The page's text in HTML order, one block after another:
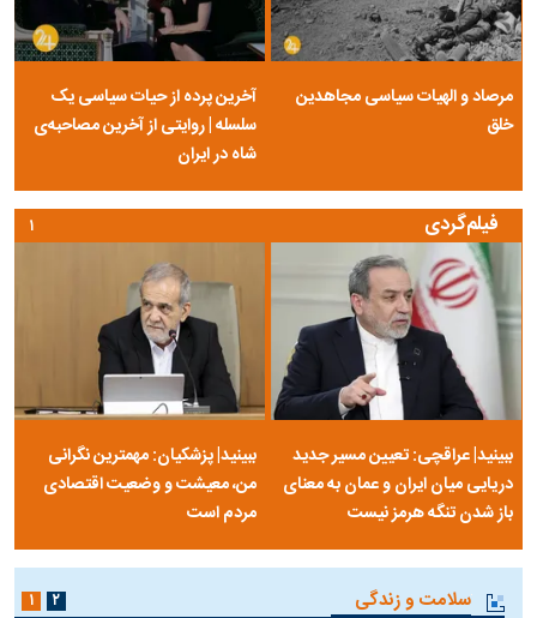
مرصاد و الهیات سیاسی مجاهدین
خلق
آخرین پرده از حیات سیاسی یک
سلسله | روایتی از آخرین مصاحبه‌ی
شاه در ایران
فیلم‌گردی
ببینید| عراقچی: تعیین مسیر جدید
دریایی میان ایران و عمان به معنای
باز شدن تنگه هرمز نیست
ببینید| پزشکیان: مهمترین نگرانی
من، معیشت و وضعیت اقتصادی
مردم است
۱
سلامت و زندگی ۱ ۲